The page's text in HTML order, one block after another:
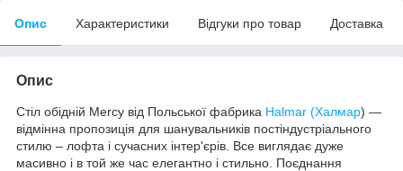
Опис Характеристики Відгуки про товар Доставка
Опис
Стіл обідній Mercy від Польської фабрика Halmar (Халмар) —
відмінна пропозиція для шанувальників постіндустріального
стилю – лофта і сучасних інтер'єрів. Все виглядає дуже
масивно і в той же час елегантно і стильно. Поєднання